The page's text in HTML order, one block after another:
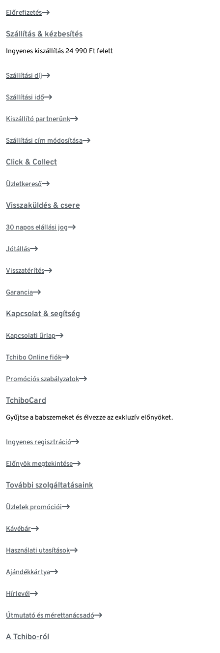
Előrefizetés
Szállítás & kézbesítés
Ingyenes kiszállítás 24 990 Ft felett
Szállítási díj
Szállítási idő
Kiszállító partnerünk
Szállítási cím módosítása
Click & Collect
Üzletkereső
Visszaküldés & csere
30 napos elállási jog
Jótállás
Visszatérítés
Garancia
Kapcsolat & segítség
Kapcsolati űrlap
Tchibo Online fiók
Promóciós szabályzatok
TchiboCard
Gyűjtse a babszemeket és élvezze az exkluzív előnyöket.
Ingyenes regisztráció
Előnyök megtekintése
További szolgáltatásaink
Üzletek promóciói
Kávébár
Használati utasítások
Ajándékkártya
Hírlevél
Útmutató és mérettanácsadó
A Tchibo-ról